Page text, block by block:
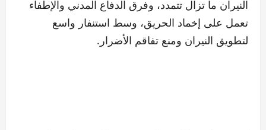
النيران ما تزال تتمدد، وفرق الدفاع المدني والإطفاء
تعمل على إخماد الحريق، وسط استنفار واسع
لتطويق النيران ومنع تفاقم الأضرار.